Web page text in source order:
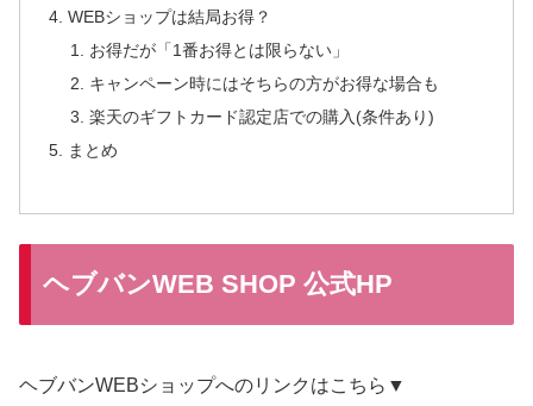
WEBショップは結局お得？
お得だが「1番お得とは限らない」
キャンペーン時にはそちらの方がお得な場合も
楽天のギフトカード認定店での購入(条件あり)
まとめ
ヘブバンWEB SHOP 公式HP
ヘブバンWEBショップへのリンクはこちら▼